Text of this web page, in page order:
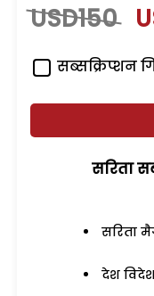
USD150
सब्सक्रिप्शन
सरिता
सरिता
देश